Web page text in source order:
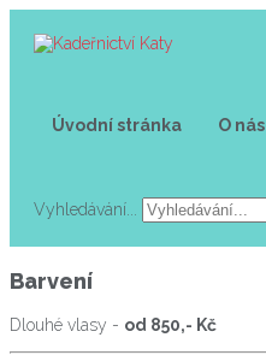
Úvodní stránka O nás
Vyhledávání...
Barvení
Dlouhé vlasy - od 850,- Kč